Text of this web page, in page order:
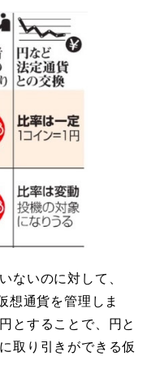
ないのに対して、
想通貨を管理しま
とすることで、円と
取り引きができる仮